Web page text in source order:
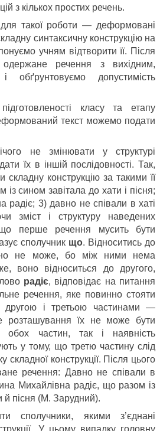
з кількох простих речень.
такої роботи — деформовані
синтаксичну конструкцію на
учням відтворити її. Після
одержане речення з вихідним,
обґрунтовуємо допустимість
класу та етапу
текст можемо подати
не змінювати у структурі
їх в іншій послідовності. Так,
складну конструкцію за такими її
сином завітала до хати і пісня;
радіє; 3) давно не співали в хаті
зміст і структуру наведених
що перше речення мусить бути
сполучник що. Відноситись до
не може, бо між ними нема
воно відноситься до другого,
радіє, відповідає на питання
речення, яке повинно стояти
другою і третьою частинами —
розташування їх не може бути
обох частин, так і наявність
у тому, що третю частину слід
складної конструкції. Після цього
речення: Давно не співали в
Михайлівна радіє, що разом із
й пісня (М. Зарудний).
сполучники, якими з’єднані
У цьому випадку головну